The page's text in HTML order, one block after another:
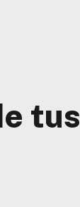
tus